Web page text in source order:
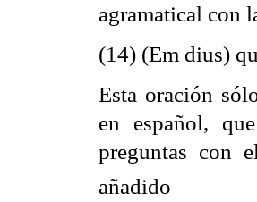
agramatical con
(14) (Em dius)
Esta oración
en español,
preguntas con
añadido